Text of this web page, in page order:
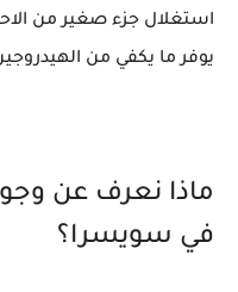
استغلال جزء صغير من
يوفر ما يكفي من
ماذا نعرف عن
في سويسرا؟